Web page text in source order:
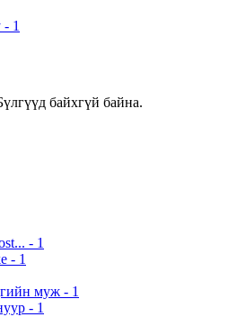
- 1
байхгүй байна.
- 1
- 1
муж - 1
- 1